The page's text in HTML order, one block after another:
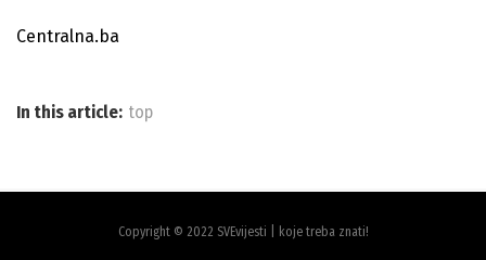
Centralna.ba
In this article: top
Copyright © 2022 SVEvijesti | koje treba znati!